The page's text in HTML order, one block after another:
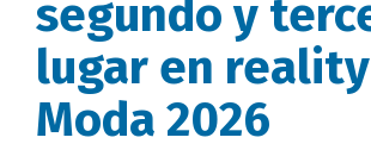
segundo y
lugar en
Moda 2026